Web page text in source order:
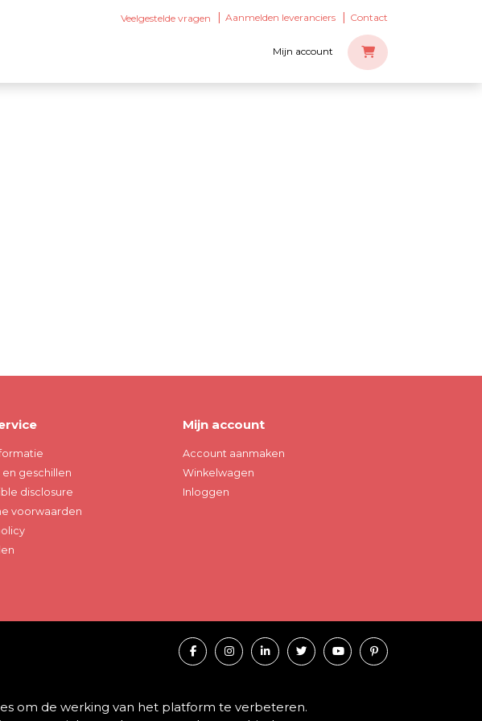
Veelgestelde vragen Aanmelden leveranciers Contact
Mijn account
geschillen
disclosure
voorwaarden
Mijn account
Account aanmaken
Winkelwagen
Inloggen
om de werking van het platform te verbeteren.